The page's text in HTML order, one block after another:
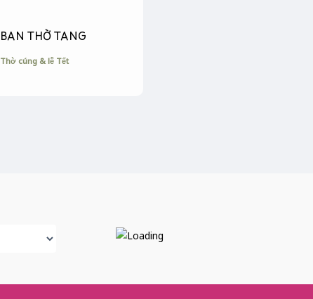
BAN THỜ TANG
Thờ cúng & lễ Tết